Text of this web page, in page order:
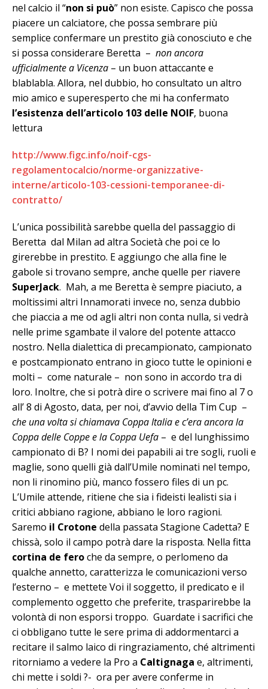
nel calcio il “non si può” non esiste. Capisco che possa
piacere un calciatore, che possa sembrare più
semplice confermare un prestito già conosciuto e che
si possa considerare Beretta – non ancora
ufficialmente a Vicenza – un buon attaccante e
blablabla. Allora, nel dubbio, ho consultato un altro
mio amico e superesperto che mi ha confermato
l’esistenza dell’articolo 103 delle NOIF, buona
lettura
http://www.figc.info/noif-cgs-
regolamentocalcio/norme-organizzative-
interne/articolo-103-cessioni-temporanee-di-
contratto/
L’unica possibilità sarebbe quella del passaggio di
Beretta dal Milan ad altra Società che poi ce lo
girerebbe in prestito. E aggiungo che alla fine le
gabole si trovano sempre, anche quelle per riavere
SuperJack. Mah, a me Beretta è sempre piaciuto, a
moltissimi altri Innamorati invece no, senza dubbio
che piaccia a me od agli altri non conta nulla, si vedrà
nelle prime sgambate il valore del potente attacco
nostro. Nella dialettica di precampionato, campionato
e postcampionato entrano in gioco tutte le opinioni e
molti – come naturale – non sono in accordo tra di
loro. Inoltre, che si potrà dire o scrivere mai fino al 7 o
all’ 8 di Agosto, data, per noi, d’avvio della Tim Cup –
che una volta si chiamava Coppa Italia e c’era ancora la
Coppa delle Coppe e la Coppa Uefa – e del lunghissimo
campionato di B? I nomi dei papabili ai tre sogli, ruoli e
maglie, sono quelli già dall’Umile nominati nel tempo,
non li rinomino più, manco fossero files di un pc.
L’Umile attende, ritiene che sia i fideisti lealisti sia i
critici abbiano ragione, abbiano le loro ragioni.
Saremo il Crotone della passata Stagione Cadetta? E
chissà, solo il campo potrà dare la risposta. Nella fitta
cortina de feroche da sempre, o perlomeno da
qualche annetto, caratterizza le comunicazioni verso
l’esterno – e mettete Voi il soggetto, il predicato e il
complemento oggetto che preferite, trasparirebbe la
volontà di non esporsi troppo. Guardate i sacrifici che
ci obbligano tutte le sere prima di addormentarci a
recitare il salmo laico di ringraziamento, ché altrimenti
ritorniamo a vedere la Pro a Caltignaga e, altrimenti,
chi mette i soldi ?- ora per avere conferme in